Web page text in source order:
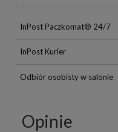
InPost Paczkomat® 24/7
InPost Kurier
Odbiór osobisty w salonie
Opinie